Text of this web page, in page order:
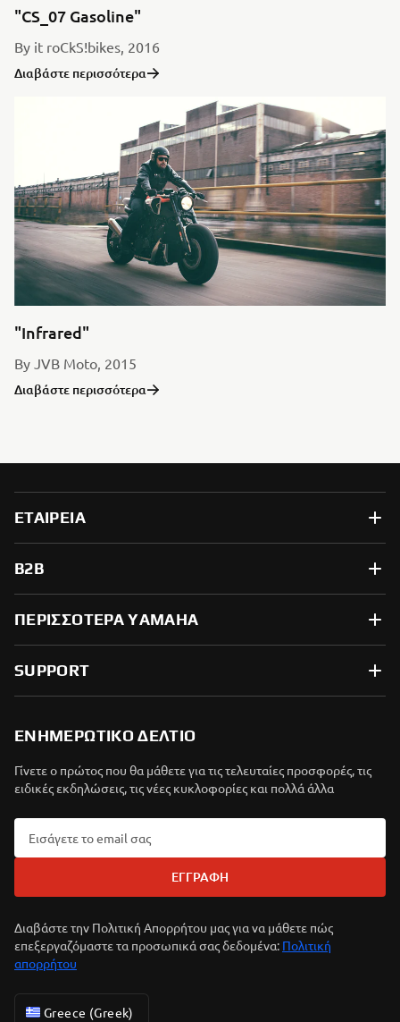
"CS_07 Gasoline"
By it roCkS!bikes, 2016
Διαβάστε περισσότερα
"Infrared"
By JVB Moto, 2015
Διαβάστε περισσότερα
ΕΤΑΙΡΕΊΑ
B2B
ΠΕΡΙΣΣΌΤΕΡΑ YAMAHA
SUPPORT
ΕΝΗΜΕΡΩΤΙΚΟ ΔΕΛΤΙΟ
Γίνετε ο πρώτος που θα μάθετε για τις τελευταίες προσφορές, τις
ειδικές εκδηλώσεις, τις νέες κυκλοφορίες και πολλά άλλα
ΕΓΓΡΑΦΉ
Διαβάστε την Πολιτική Απορρήτου μας για να μάθετε πώς
επεξεργαζόμαστε τα προσωπικά σας δεδομένα: Πολιτική
απορρήτου
Greece (Greek)